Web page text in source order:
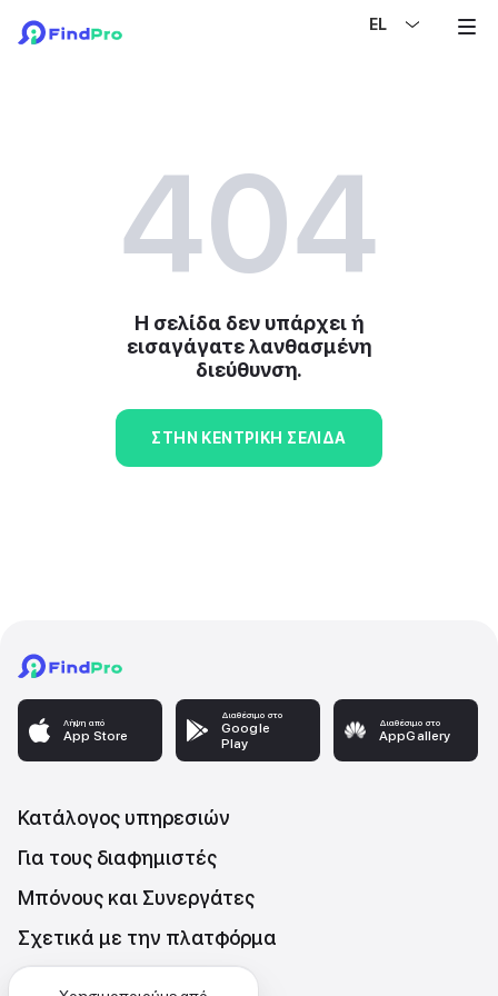
EL
404
Η σελίδα δεν υπάρχει ή
εισαγάγατε λανθασμένη
διεύθυνση.
ΣΤΗΝ ΚΕΝΤΡΙΚΉ ΣΕΛΊΔΑ
Λήψη από
App Store
Διαθέσιμο στο
Google
Play
Διαθέσιμο στο
AppGallery
Κατάλογος υπηρεσιών
Για τους διαφημιστές
Μπόνους και Συνεργάτες
Σχετικά με την πλατφόρμα
Επικοινωνήστε μαζι μας